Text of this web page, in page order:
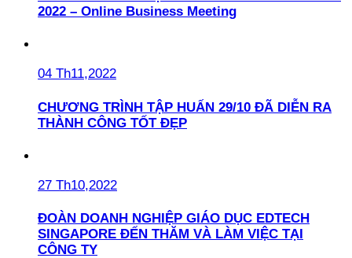
2022 – Online Business Meeting
04 Th11,2022
CHƯƠNG TRÌNH TẬP HUẤN 29/10 ĐÃ DIỄN RA
THÀNH CÔNG TỐT ĐẸP
27 Th10,2022
ĐOÀN DOANH NGHIỆP GIÁO DỤC EDTECH
SINGAPORE ĐẾN THĂM VÀ LÀM VIỆC TẠI
CÔNG TY